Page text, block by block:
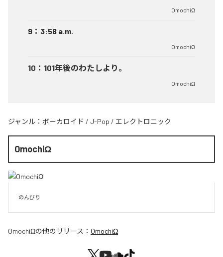
OmochiΩ
9 ： 3:58 a.m.
OmochiΩ
10 ： 101年後のわたしより。
OmochiΩ
ジャンル： ボーカロイド / J-Pop / エレクトロニック
OmochiΩ
のんびり
OmochiΩの他のリリース： OmochiΩ